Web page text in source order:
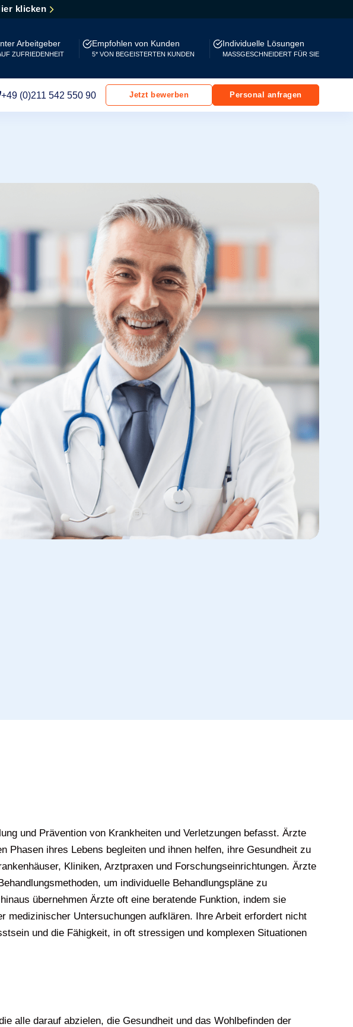
klicken
Arbeitgeber
ZUFRIEDENHEIT
Empfohlen von Kunden
5* VON BEGEISTERTEN KUNDEN
Individuelle Lösungen
MASSGESCHNEIDERT FÜR SIE
+49 (0)211 542 550 90 Jetzt bewerben Personal anfragen
und Prävention von Krankheiten und Verletzungen befasst. Ärzte
Phasen ihres Lebens begleiten und ihnen helfen, ihre Gesundheit zu
Kliniken, Arztpraxen und Forschungseinrichtungen. Ärzte
um individuelle Behandlungspläne zu
übernehmen Ärzte oft eine beratende Funktion, indem sie
medizinischer Untersuchungen aufklären. Ihre Arbeit erfordert nicht
und die Fähigkeit, in oft stressigen und komplexen Situationen
alle darauf abzielen, die Gesundheit und das Wohlbefinden der